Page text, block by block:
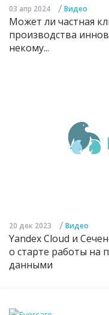
03 апр 2024 / Видео
Может ли частная
производства
некому...
20 дек 2023 / Видео
Yandex Cloud и
о старте работы на
данными